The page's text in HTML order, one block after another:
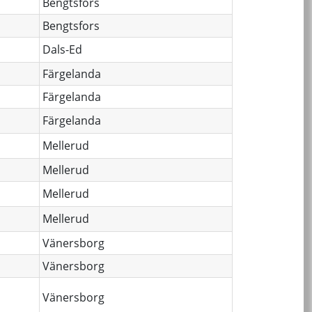
Bengtsfors
Dals-Ed
Färgelanda
Färgelanda
Färgelanda
Mellerud
Mellerud
Mellerud
Mellerud
Vänersborg
Vänersborg
Vänersborg